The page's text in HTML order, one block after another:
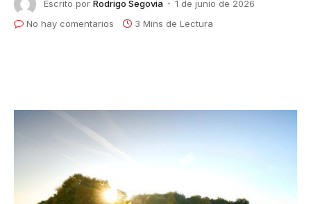
Escrito por Rodrigo Segovia
1 de junio de 2026
No hay comentarios
3 Mins de Lectura